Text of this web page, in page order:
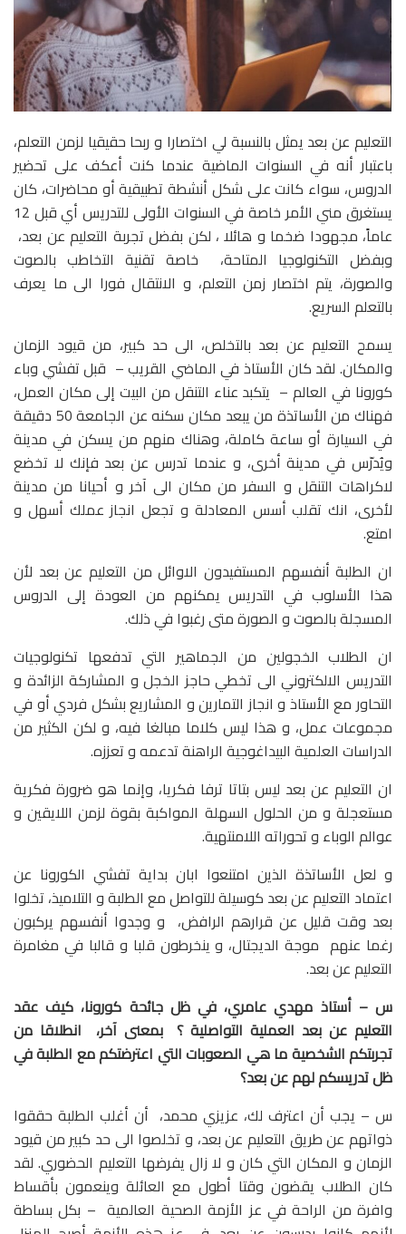
التعليم عن بعد يمثل بالنسبة لي اختصارا و ربحا حقيقيا لزمن التعلم،
باعتبار أنه في السنوات الماضية عندما كنت أعكف على تحضير
الدروس، سواء كانت على شكل أنشطة تطبيقية أو محاضرات، كان
يستغرق مني الأمر خاصة في السنوات الأولى للتدريس أي قبل 12
عاماً، مجهودا ضخما و هائلا ، لكن بفضل تجربة التعليم عن بعد،
وبفضل التكنولوجيا المتاحة، خاصة تقنية التخاطب بالصوت
والصورة، يتم اختصار زمن التعلم، و الانتقال فورا الى ما يعرف
بالتعلم السريع.
يسمح التعليم عن بعد بالتخلص، الى حد كبير، من قيود الزمان
والمكان. لقد كان الأستاذ في الماضي القريب – قبل تفشي وباء
كورونا في العالم – يتكبد عناء التنقل من البيت إلى مكان العمل،
فهناك من الأساتذة من يبعد مكان سكنه عن الجامعة 50 دقيقة
في السيارة أو ساعة كاملة، وهناك منهم من يسكن في مدينة
ويُدرّس في مدينة أخرى، و عندما تدرس عن بعد فإنك لا تخضع
لاكراهات التنقل و السفر من مكان الى آخر و أحيانا من مدينة
لأخرى، انك تقلب أسس المعادلة و تجعل انجاز عملك أسهل و
امتع.
ان الطلبة أنفسهم المستفيدون الاوائل من التعليم عن بعد لأن
هذا الأسلوب في التدريس يمكنهم من العودة إلى الدروس
المسجلة بالصوت و الصورة متى رغبوا في ذلك.
ان الطلاب الخجولين من الجماهير التي تدفعها تكنولوجيات
التدريس الالكتروني الى تخطي حاجز الخجل و المشاركة الزائدة و
التحاور مع الأستاذ و انجاز التمارين و المشاريع بشكل فردي أو في
مجموعات عمل، و هذا ليس كلاما مبالغا فيه، و لكن الكثير من
الدراسات العلمية البيداغوجية الراهنة تدعمه و تعززه.
ان التعليم عن بعد ليس بتاتا ترفا فكريا، وإنما هو ضرورة فكرية
مستعجلة و من الحلول السهلة المواكبة بقوة لزمن اللايقين و
عوالم الوباء و تحوراته اللامنتهية.
و لعل الأساتذة الذين امتنعوا ابان بداية تفشي الكورونا عن
اعتماد التعليم عن بعد كوسيلة للتواصل مع الطلبة و التلاميذ، تخلوا
بعد وقت قليل عن قرارهم الرافض، و وجدوا أنفسهم يركبون
رغما عنهم موجة الديجتال، و ينخرطون قلبا و قالبا في مغامرة
التعليم عن بعد.
س – أستاذ مهدي عامري، في ظل جائحة كورونا، كيف عقد
التعليم عن بعد العملية التواصلية ؟ بمعنى آخر، انطلاقا من
تجربتكم الشخصية ما هي الصعوبات التي اعترضتكم مع الطلبة في
ظل تدريسكم لهم عن بعد؟
س – يجب أن اعترف لك، عزيزي محمد، أن أغلب الطلبة حققوا
ذواتهم عن طريق التعليم عن بعد، و تخلصوا الى حد كبير من قيود
الزمان و المكان التي كان و لا زال يفرضها التعليم الحضوري. لقد
كان الطلاب يقضون وقتا أطول مع العائلة وينعمون بأقساط
وافرة من الراحة في عز الأزمة الصحية العالمية – بكل بساطة